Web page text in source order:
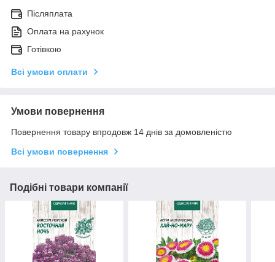
Післяплата
Оплата на рахунок
Готівкою
Всі умови оплати
Умови повернення
Повернення товару впродовж 14 днів за домовленістю
Всі умови повернення
Подібні товари компанії